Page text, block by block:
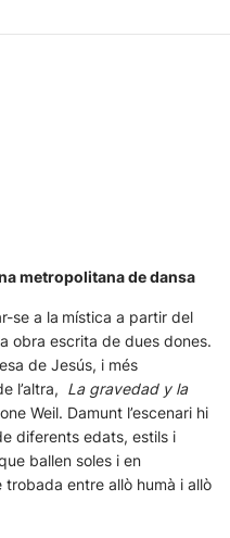
metropolitana de dansa
se a la mística a partir del
obra escrita de dues dones.
de Jesús, i més
l’altra, La gravedad y la
Weil. Damunt l’escenari hi
diferents edats, estils i
ballen soles i en
entre allò humà i allò